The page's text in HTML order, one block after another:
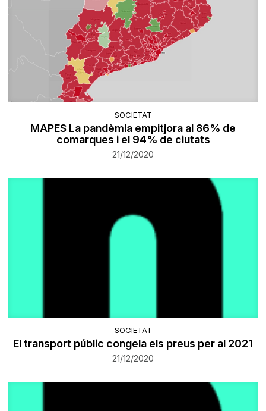
SOCIETAT
MAPES La pandèmia empitjora al 86% de
comarques i el 94% de ciutats
21/12/2020
SOCIETAT
El transport públic congela els preus per al 2021
21/12/2020